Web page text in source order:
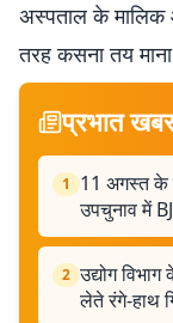
अस्पताल के मालिक
तरह कसना तय
प्रभात
1
11 अगस्त के
उपचुनाव में
2 उद्योग
लेते रंगे-हाथ